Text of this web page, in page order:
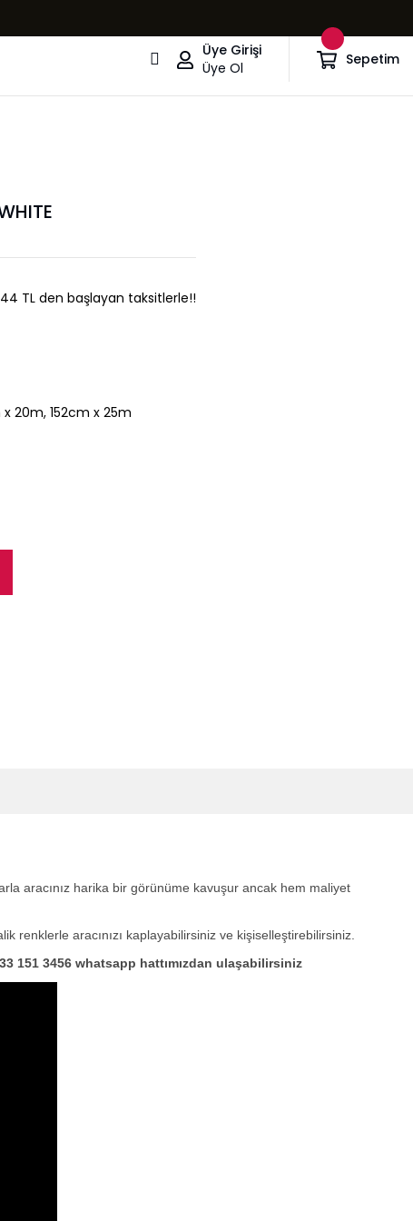
Üye Girişi
Üye Ol
Sepetim
TL den başlayan taksitlerle!!
x 20m, 152cm x 25m
aracınız harika bir görünüme kavuşur ancak hem maliyet
renklerle aracınızı kaplayabilirsiniz ve kişiselleştirebilirsiniz.
151 3456 whatsapp hattımızdan ulaşabilirsiniz